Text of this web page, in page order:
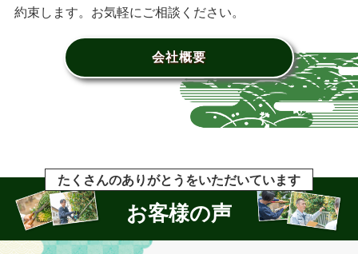
約束します。お気軽にご相談ください。
会社概要
たくさんのありがとうをいただいています
お客様の声